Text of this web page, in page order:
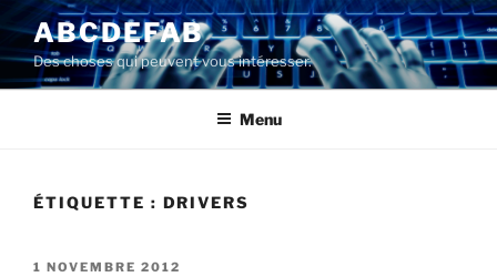
Aller
au
contenu
principal
ABCDEFAB
Des choses qui peuvent vous intéresser.
Menu
ÉTIQUETTE : DRIVERS
PUBLIÉ
1 NOVEMBRE 2012